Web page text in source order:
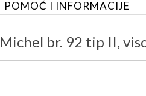
POMOĆ I INFORMACIJE
Michel br. 92 tip II,